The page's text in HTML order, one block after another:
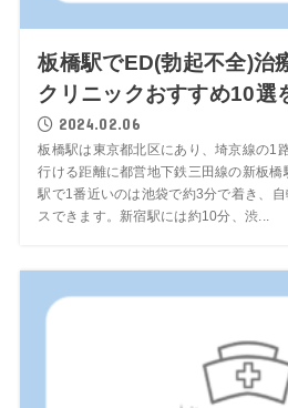
板橋駅でED(勃起不全)治
クリニックおすすめ10選
2024.02.06
板橋駅は東京都北区にあり、埼京線の1
行ける距離に都営地下鉄三田線の新板
駅で1番近いのは池袋で約3分で着き、
スできます。新宿駅には約10分、渋...